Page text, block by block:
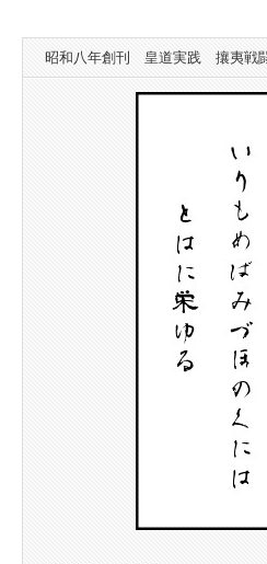
昭和八年創刊 皇道実践 攘夷戦